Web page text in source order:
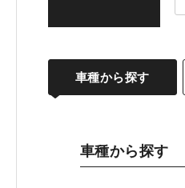
車種から探す
車種から探す